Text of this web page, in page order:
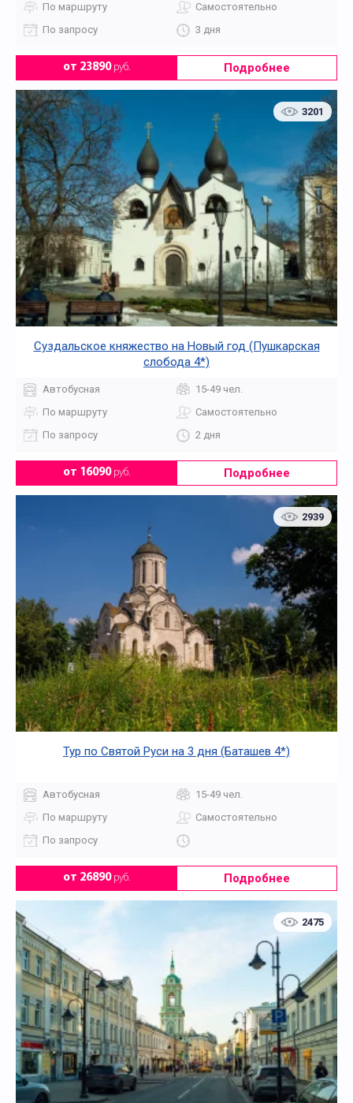
По маршруту
Самостоятельно
По запросу
3 дня
от 23890руб. Подробнее
3201
Суздальское княжество на Новый год (Пушкарская
слобода 4*)
Автобусная
15-49 чел.
По маршруту
Самостоятельно
По запросу
2 дня
от 16090руб. Подробнее
2939
Тур по Святой Руси на 3 дня (Баташев 4*)
Автобусная
15-49 чел.
По маршруту
Самостоятельно
По запросу
от 26890руб. Подробнее
2475